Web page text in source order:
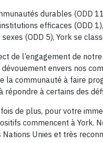
durables (ODD
efficaces (ODD
(ODD 5), York se
de l’engagement de
envers nos
la communauté à faire
répondre à certains des
de plus, pour votre
commencent à York.
Unies et très